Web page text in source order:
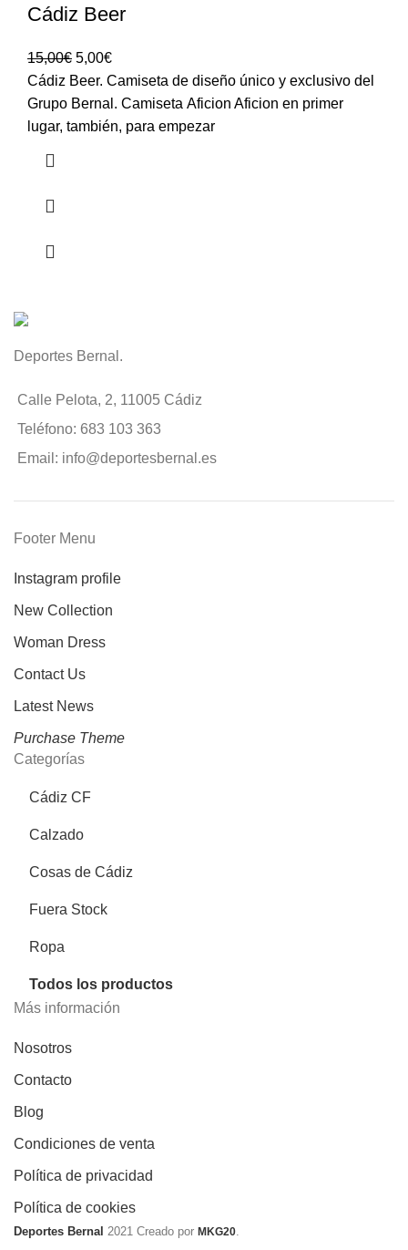
Cádiz Beer
15,00€ 5,00€
Cádiz Beer. Camiseta de diseño único y exclusivo del
Grupo Bernal. Camiseta Aficion Aficion en primer
lugar, también, para empezar
Deportes Bernal.
Calle Pelota, 2, 11005 Cádiz
Teléfono: 683 103 363
Email: info@deportesbernal.es
Footer Menu
Instagram profile
New Collection
Woman Dress
Contact Us
Latest News
Purchase Theme
Categorías
Cádiz CF
Calzado
Cosas de Cádiz
Fuera Stock
Ropa
Todos los productos
Más información
Nosotros
Contacto
Blog
Condiciones de venta
Política de privacidad
Política de cookies
Deportes Bernal 2021 Creado por MKG20.